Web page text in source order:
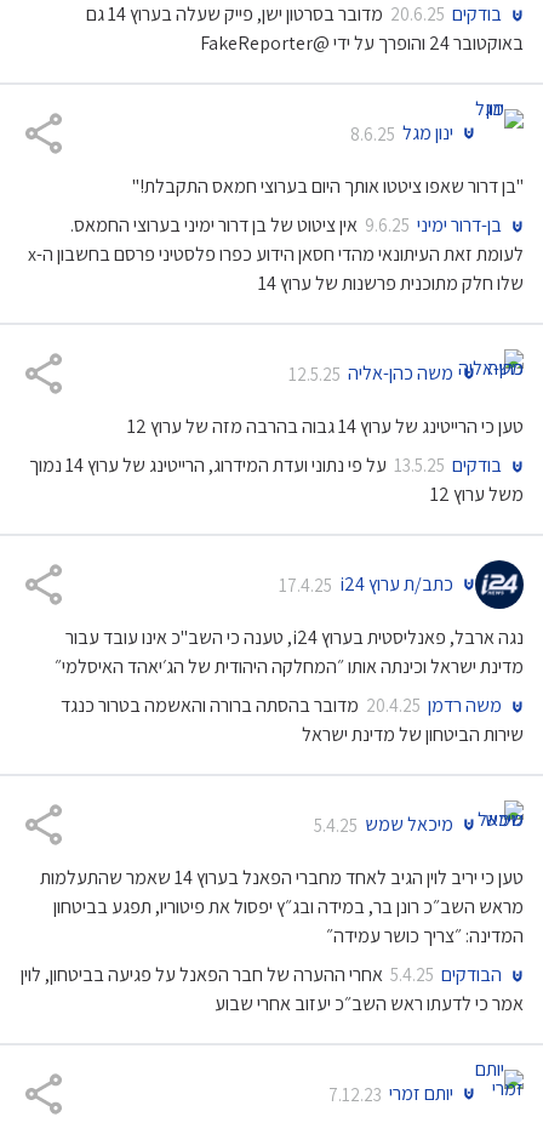
בודקים 20.6.25
מדובר בסרטון ישן, פייק שעלה בערוץ 14 גם
באוקטובר 24 והופרך על ידי @FakeReporter
ינון מגל 8.6.25
"בן דרור שאפו ציטטו אותך היום בערוצי חמאס התקבלת!"
בן-דרור ימיני 9.6.25 אין ציטוט של בן דרור ימיני בערוצי החמאס.
לעומת זאת העיתונאי מהדי חסאן הידוע כפרו פלסטיני פרסם בחשבון ה-x
שלו חלק מתוכנית פרשנות של ערוץ 14
משה כהן-אליה 12.5.25
טען כי הרייטינג של ערוץ 14 גבוה בהרבה מזה של ערוץ 12
בודקים 13.5.25
על פי נתוני ועדת המידרוג, הרייטינג של ערוץ 14 נמוך
משל ערוץ 12
כתב/ת ערוץ i24 17.4.25
נגה ארבל, פאנליסטית בערוץ i24, טענה כי השב"כ אינו עובד עבור
מדינת ישראל וכינתה אותו ״המחלקה היהודית של הג׳יאהד האיסלמי״
משה רדמן 20.4.25 מדובר בהסתה ברורה והאשמה בטרור כנגד
שירות הביטחון של מדינת ישראל
מיכאל שמש 5.4.25
טען כי יריב לוין הגיב לאחד מחברי הפאנל בערוץ 14 שאמר שהתעלמות
מראש השב״כ רונן בר, במידה ובג״ץ יפסול את פיטוריו, תפגע בביטחון
המדינה: ״צריך כושר עמידה״
הבודקים 5.4.25 אחרי ההערה של חבר הפאנל על פגיעה בביטחון, לוין
אמר כי לדעתו ראש השב״כ יעזוב אחרי שבוע
יותם זמרי 7.12.23